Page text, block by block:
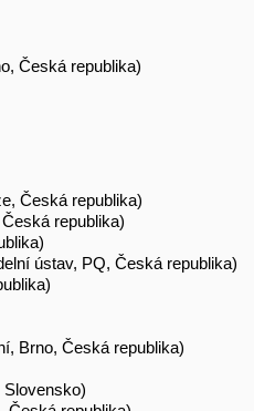
Česká republika)
Česká republika)
republika)
ústav, PQ, Česká republika)
Brno, Česká republika)